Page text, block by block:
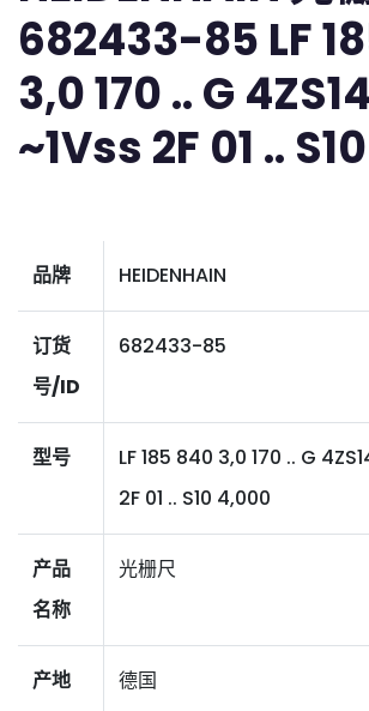
682433-85 LF
3,0 170 .. G
~1Vss 2F 01 ..
品牌 HEIDENHAIN
订货
号/ID
682433-85
型号
LF 185 840 3,0 170 .. G
2F 01 .. S10 4,000
产品
名称
光栅尺
产地 德国